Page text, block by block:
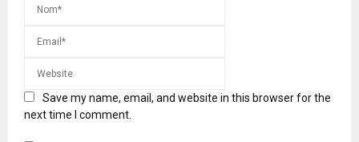
Save my name, email, and website in this browser for the
next time I comment.